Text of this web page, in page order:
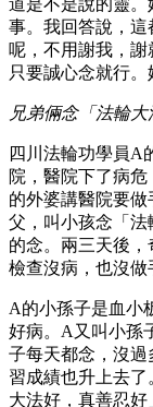
事。我回答說，
呢，不用謝我，
只要誠心念就行。
兄弟倆念「法輪
四川法輪功學員A
院，醫院下了病
的外婆講醫院要
父，叫小孩念「
的念。兩三天後
檢查沒病，也沒做
A的小孫子是血小
好病。A又叫小孫
子每天都念，沒
習成績也升上去
大法好，真善忍好